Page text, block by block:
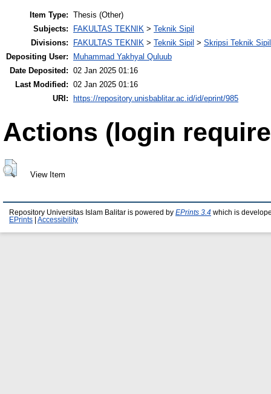
Item Type: Thesis (Other)
Subjects:
FAKULTAS TEKNIK > Teknik Sipil
Divisions:
FAKULTAS TEKNIK > Teknik Sipil > Skripsi Teknik Sipil
Depositing User:
Muhammad Yakhyal Quluub
Date Deposited: 02 Jan 2025 01:16
Last Modified: 02 Jan 2025 01:16
URI:
https://repository.unisbablitar.ac.id/id/eprint/985
Actions (login
View Item
Repository Universitas Islam Balitar is powered by EPrints 3.4 which is
EPrints
Accessibility